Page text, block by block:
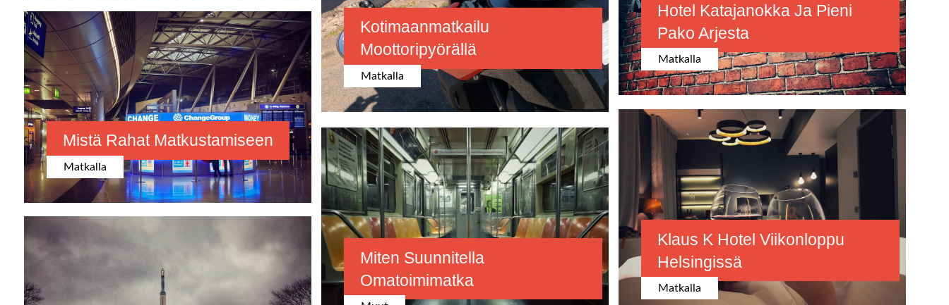
Kotimaanmatkailu
Moottoripyörällä
Matkalla
Hotel Katajanokka Ja Pieni
Pako Arjesta
Matkalla
Mistä Rahat Matkustamiseen
Matkalla
Klaus K Hotel Viikonloppu
Helsingissä
Matkalla
Miten Suunnitella
Omatoimimatka